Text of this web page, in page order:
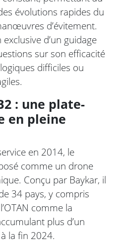
évolutions rapides du
d’évitement.
d’un guidage
sur son efficacité
difficiles ou
: une plate-
en pleine
en 2014, le
comme un drone
Conçu par Baykar, il
34 pays, y compris
comme la
plus d’un
la fin 2024.